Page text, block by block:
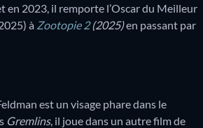
en 2023, il remporte l’Oscar du Meilleur
à Zootopie 2(2025)en passant par
est un visage phare dans le
Gremlins, il joue dans un autre film de